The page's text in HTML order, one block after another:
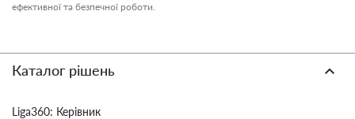
ефективної та безпечної роботи.
Каталог рішень
Liga360: Керівник